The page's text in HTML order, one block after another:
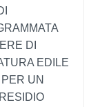
DI
EDILE
UN